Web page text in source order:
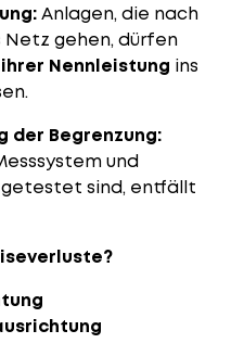
Anlagen, die nach
Netz gehen, dürfen
ihrer Nennleistung ins
der Begrenzung:
und
sind, entfällt